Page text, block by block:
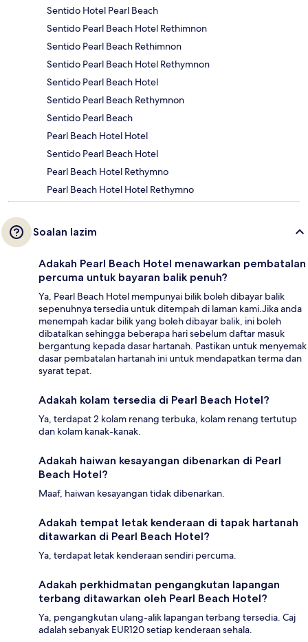
Sentido Hotel Pearl Beach
Sentido Pearl Beach Hotel Rethimnon
Sentido Pearl Beach Rethimnon
Sentido Pearl Beach Hotel Rethymnon
Sentido Pearl Beach Hotel
Sentido Pearl Beach Rethymnon
Sentido Pearl Beach
Pearl Beach Hotel Hotel
Sentido Pearl Beach Hotel
Pearl Beach Hotel Rethymno
Pearl Beach Hotel Hotel Rethymno
Soalan lazim
Adakah Pearl Beach Hotel menawarkan pembatalan
percuma untuk bayaran balik penuh?
Ya, Pearl Beach Hotel mempunyai bilik boleh dibayar balik
sepenuhnya tersedia untuk ditempah di laman kami.Jika anda
menempah kadar bilik yang boleh dibayar balik, ini boleh
dibatalkan sehingga beberapa hari sebelum daftar masuk
bergantung kepada dasar hartanah. Pastikan untuk menyemak
dasar pembatalan hartanah ini untuk mendapatkan terma dan
syarat tepat.
Adakah kolam tersedia di Pearl Beach Hotel?
Ya, terdapat 2 kolam renang terbuka, kolam renang tertutup
dan kolam kanak-kanak.
Adakah haiwan kesayangan dibenarkan di Pearl
Beach Hotel?
Maaf, haiwan kesayangan tidak dibenarkan.
Adakah tempat letak kenderaan di tapak hartanah
ditawarkan di Pearl Beach Hotel?
Ya, terdapat letak kenderaan sendiri percuma.
Adakah perkhidmatan pengangkutan lapangan
terbang ditawarkan oleh Pearl Beach Hotel?
Ya, pengangkutan ulang-alik lapangan terbang tersedia. Caj
adalah sebanyak EUR120 setiap kenderaan sehala.